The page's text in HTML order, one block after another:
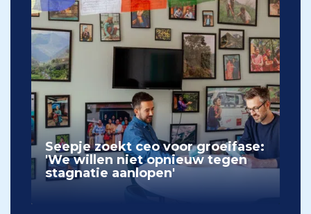
Seepje zoekt ceo voor groeifase:
'We willen niet opnieuw tegen
stagnatie aanlopen'